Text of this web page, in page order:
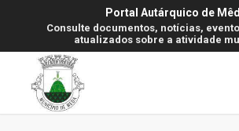
Portal Autárquico de
Consulte documentos, notícias,
atualizados sobre a atividade